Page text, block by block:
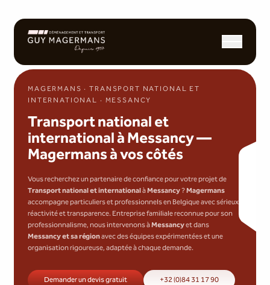
MAGERMANS · TRANSPORT NATIONAL ET
INTERNATIONAL · MESSANCY
Transport national et
international à Messancy —
Magermans à vos côtés
Vous recherchez un partenaire de confiance pour votre projet de
Transport national et internationalàMessancy ?Magermans
accompagne particuliers et professionnels en Belgique avec sérieux,
réactivité et transparence. Entreprise familiale reconnue pour son
professionnalisme, nous intervenons àMessancyet dans
Messancy et sa régionavec des équipes expérimentées et une
organisation rigoureuse, adaptée à chaque demande.
Demander un devis gratuit +32 (0)84 31 17 90